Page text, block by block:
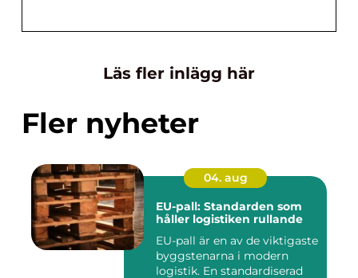
Läs fler inlägg här
Fler nyheter
04. aug
EU-pall: Standarden som
håller logistiken rullande
EU-pall är en av de viktigaste
byggstenarna i modern
logistik. En standardiserad